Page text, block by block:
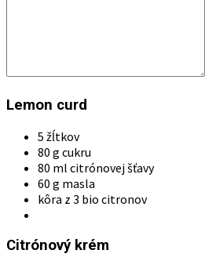
Lemon curd
5 žĺtkov
80 g cukru
80 ml citrónovej šťavy
60 g masla
kôra z 3 bio citronov
Citrónový krém